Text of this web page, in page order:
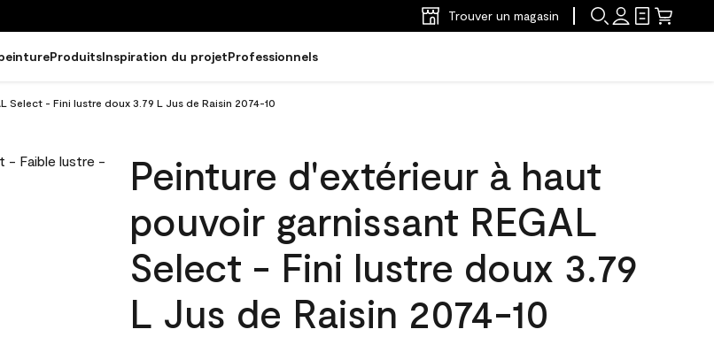
Trouver un magasin
ProduitsInspiration du projetProfessionnels
Select - Fini lustre doux 3.79 L Jus de Raisin 2074-10
Peinture d'extérieur à haut
pouvoir garnissant REGAL
Select - Fini lustre doux 3.79
L Jus de Raisin 2074-10